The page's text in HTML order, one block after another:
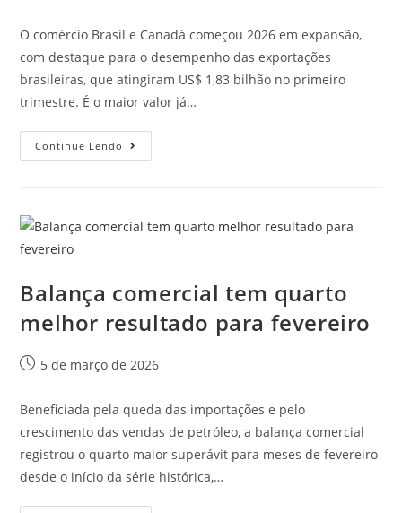
O comércio Brasil e Canadá começou 2026 em expansão,
com destaque para o desempenho das exportações
brasileiras, que atingiram US$ 1,83 bilhão no primeiro
trimestre. É o maior valor já…
Continue Lendo
Balança comercial tem quarto
melhor resultado para fevereiro
5 de março de 2026
Beneficiada pela queda das importações e pelo
crescimento das vendas de petróleo, a balança comercial
registrou o quarto maior superávit para meses de fevereiro
desde o início da série histórica,…